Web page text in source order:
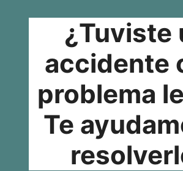
¿Tuviste
accidente
problema
Te